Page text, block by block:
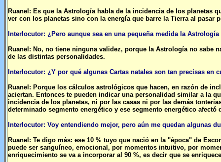
Ruanel: Es que la Astrología habla de la incidencia de los planetas
ver con los planetas sino con la energía que barre la Tierra al pasar
Interlocutor: ¿Pero aunque sea en una pequeña medida la
Ruanel: No, no tiene ninguna validez, porque la Astrología no sabe
de las distintas personalidades.
Interlocutor: ¿Y por qué algunas Cartas natales son tan precisas en
Ruanel: Porque los cálculos astrológicos que hacen, en razón de
aciertan. Entonces te pueden indicar una personalidad similar a la
incidencia de los planetas, ni por las casas ni por las demás
determinado segmento energético y ese segmento energético
Interlocutor: Voy entendiendo mejor, pero aún me quedan algunas
Ruanel: Te digo más: ese 10 % tuyo que nació en la "época" de
puede ser sanguíneo, emocional, por momentos intuitivo, por
enriquecimiento se va a incorporar al 90 %, es decir que se